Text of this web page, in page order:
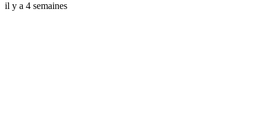
il y a 4 semaines